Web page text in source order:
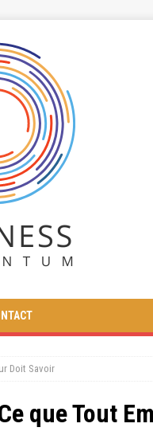
Doit Savoir
que Tout